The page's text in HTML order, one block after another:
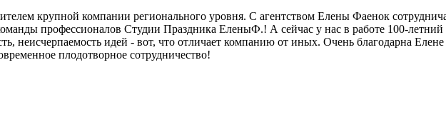
крупной компании регионального уровня. С агентством Елены Фаенок
профессионалов Студии Праздника ЕленыФ.! А сейчас у нас в работе 100-
неисчерпаемость идей - вот, что отличает компанию от иных. Очень благодарна
плодотворное сотрудничество!